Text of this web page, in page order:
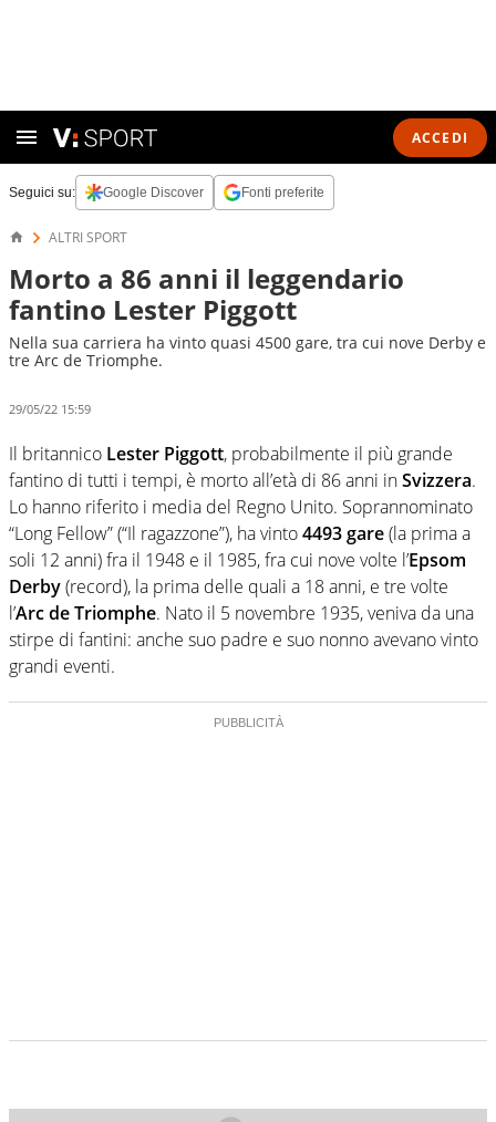
ACCEDI
Seguici su: Google Discover Fonti preferite
ALTRI SPORT
Morto a 86 anni il leggendario
fantino Lester Piggott
Nella sua carriera ha vinto quasi 4500 gare, tra cui nove Derby e
tre Arc de Triomphe.
29/05/22 15:59
Il britannico Lester Piggott, probabilmente il più grande
fantino di tutti i tempi, è morto all’età di 86 anni inSvizzera.
Lo hanno riferito i media del Regno Unito. Soprannominato
“Long Fellow” (“Il ragazzone”), ha vinto4493 gare(la prima a
soli 12 anni) fra il 1948 e il 1985, fra cui nove volte l’Epsom
Derby(record), la prima delle quali a 18 anni, e tre volte
l’Arc de Triomphe. Nato il 5 novembre 1935, veniva da una
stirpe di fantini: anche suo padre e suo nonno avevano vinto
grandi eventi.